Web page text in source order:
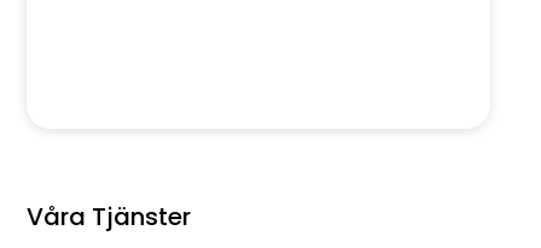
Våra Tjänster